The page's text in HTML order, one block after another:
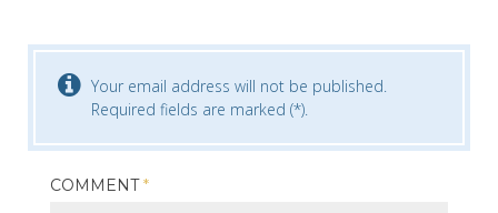
Your email address will not be published.
Required fields are marked (*).
COMMENT*